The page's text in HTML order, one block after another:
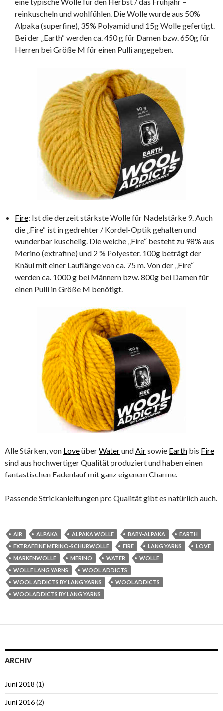
reinkuscheln und wohlfühlen. Die Wolle wurde aus 50%
Alpaka (superfine), 35% Polyamid und 15g Wolle gefertigt.
Bei der „Earth“ werden ca. 450 g für Damen bzw. 650g für
Herren bei Größe M für einen Pulli angegeben.
Fire: Ist die derzeit stärkste Wolle für Nadelstärke 9. Auch
die „Fire“ ist in gedrehter / Kordel-Optik gehalten und
wunderbar kuschelig. Die weiche „Fire“ besteht zu 98% aus
Merino (extrafine) und 2 % Polyester. 100g beträgt der
Knäul mit einer Lauflänge von ca. 75 m. Von der „Fire“
werden ca. 1000 g bei Männern bzw. 800g bei Damen für
einen Pulli in Größe M benötigt.
Alle Stärken, von LoveüberWaterundAirsowie Earth bis Fire
sind aus hochwertiger Qualität produziert und haben einen
fantastischen Fadenlauf mit ganz eigenem Charme.
Passende Strickanleitungen pro Qualität gibt es natürlich auch.
AIR ALPAKA ALPAKA WOLLE BABY-ALPAKA
EARTH
EXTRAFEINE MERINO-SCHURWOLLE
FIRE LANG YARNS
LOVE
MARKENWOLLE
MERINO WATER
WOLLE
WOLLE LANG YARNS
WOOL ADDICTS
WOOL ADDICTS BY LANG YARNS
WOOLADDICTS
WOOLADDICTS BY LANG YARNS
ARCHIV
Juni 2018 (1)
Juni 2016(2)